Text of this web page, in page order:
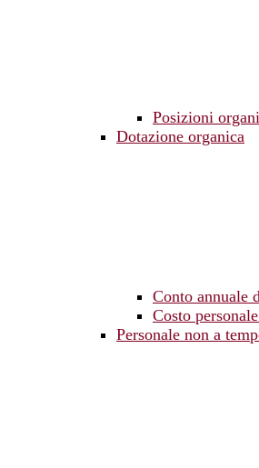
Posizioni
Dotazione organica
Conto annuale
Costo
Personale non a